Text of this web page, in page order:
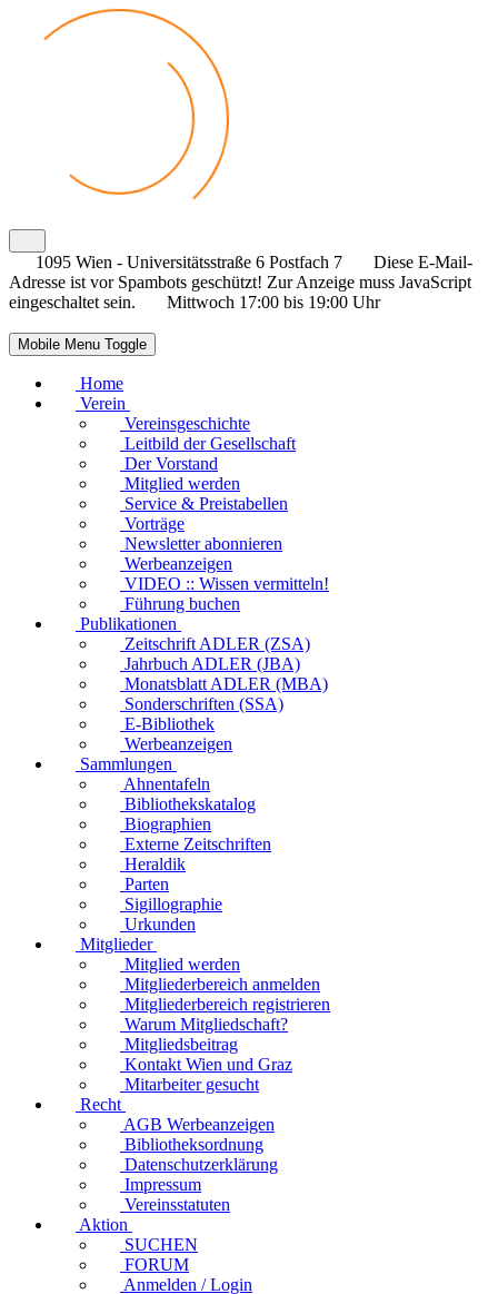
1095 Wien - Universitätsstraße 6 Postfach 7
Diese E-Mail-
Adresse ist vor Spambots geschützt! Zur Anzeige muss JavaScript
eingeschaltet sein.
Mittwoch 17:00 bis 19:00 Uhr
Mobile Menu Toggle
Home
Verein
Vereinsgeschichte
Leitbild der Gesellschaft
Der Vorstand
Mitglied werden
Service & Preistabellen
Vorträge
Newsletter abonnieren
Werbeanzeigen
VIDEO :: Wissen vermitteln!
Führung buchen
Publikationen
Zeitschrift ADLER (ZSA)
Jahrbuch ADLER (JBA)
Monatsblatt ADLER (MBA)
Sonderschriften (SSA)
E-Bibliothek
Werbeanzeigen
Sammlungen
Ahnentafeln
Bibliothekskatalog
Biographien
Externe Zeitschriften
Heraldik
Parten
Sigillographie
Urkunden
Mitglieder
Mitglied werden
Mitgliederbereich anmelden
Mitgliederbereich registrieren
Warum Mitgliedschaft?
Mitgliedsbeitrag
Kontakt Wien und Graz
Mitarbeiter gesucht
Recht
AGB Werbeanzeigen
Bibliotheksordnung
Datenschutzerklärung
Impressum
Vereinsstatuten
Aktion
SUCHEN
FORUM
Anmelden / Login